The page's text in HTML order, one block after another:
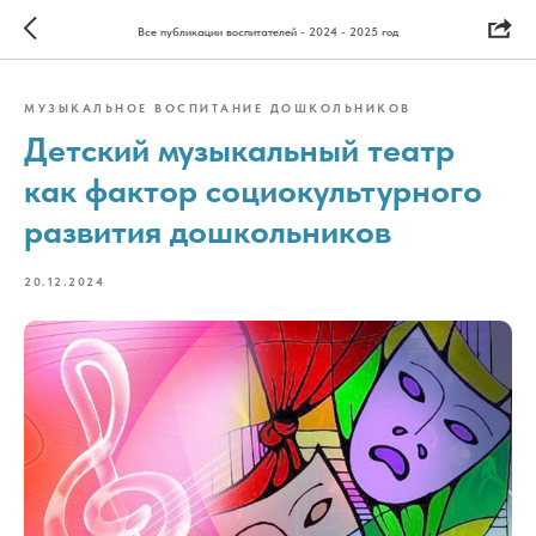
Все публикации воспитателей - 2024 - 2025 год
МУЗЫКАЛЬНОЕ ВОСПИТАНИЕ ДОШКОЛЬНИКОВ
Детский музыкальный театр
как фактор социокультурного
развития дошкольников
20.12.2024